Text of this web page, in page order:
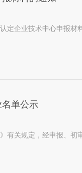
定企业技术中心申报材
名单公示
有关规定，经申报、